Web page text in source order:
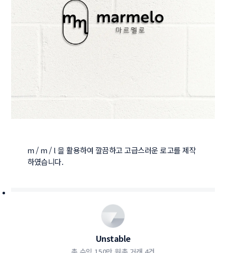
m / m / l 을 활용하여 깔끔하고 고급스러운 로고를 제작
하였습니다.
Unstable